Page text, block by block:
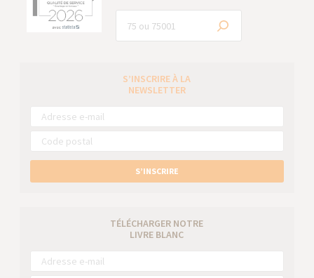
S’INSCRIRE À LA
NEWSLETTER
S’INSCRIRE
TÉLÉCHARGER NOTRE
LIVRE BLANC